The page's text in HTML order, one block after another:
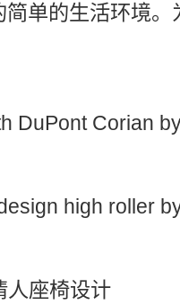
单的生活环境
DuPont Corian
high roller
人座椅设计